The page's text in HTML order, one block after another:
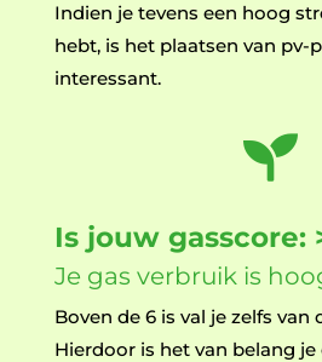
Indien je tevens een hoog
hebt, is het plaatsen van pv-
interessant.

Is jouw gasscore:
Je gas verbruik is
Boven de 6 is val je zelfs van
Hierdoor is het van belang